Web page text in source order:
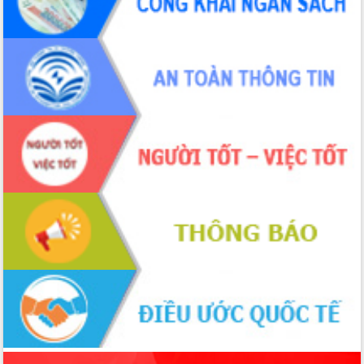
món ăn từ sầu riêng
Đắk Lắk công bố Quy hoạch và xúc
tiến đầu tư tỉnh
Ngành cá ngừ Đắk Lắk chủ động thích
ứng để giữ vững thị trường xuất khẩu
Diễn đàn Kinh tế tư nhân Việt Nam đột
phá cơ chế - Hợp tác công tư
Đề án 06 tạo bước ngoặt đột phá trong
cải cách hành chính tỉnh Đắk Lắk
Kết nối tour, đẩy mạnh chuyển đổi số
để phát triển du lịch Đắk Lắk
Khởi động Dự án Đầu tư xây dựng hạ
tầng kỹ thuật Cụm công nghiệp Tân
Tiến
Gặp mặt các cơ quan báo chí nhân Kỷ
niệm 101 năm Ngày Báo chí Cách
mạng Việt Nam
Đắk Lắk sơ kết 4 năm triển khai thực
hiện Đề án 06 của Chính phủ
Họp báo thông tin về Hội nghị Công bố